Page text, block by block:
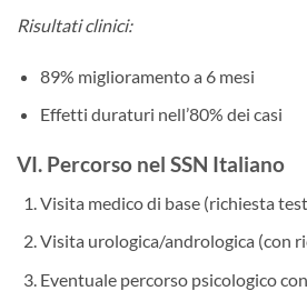
Risultati clinici:
89% miglioramento a 6 mesi
Effetti duraturi nell’80% dei casi
VI. Percorso nel SSN Italiano
Visita medico di base (richiesta
Visita urologica/andrologica (con
Eventuale percorso psicologico